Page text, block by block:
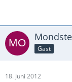
Gast
18. Juni 2012